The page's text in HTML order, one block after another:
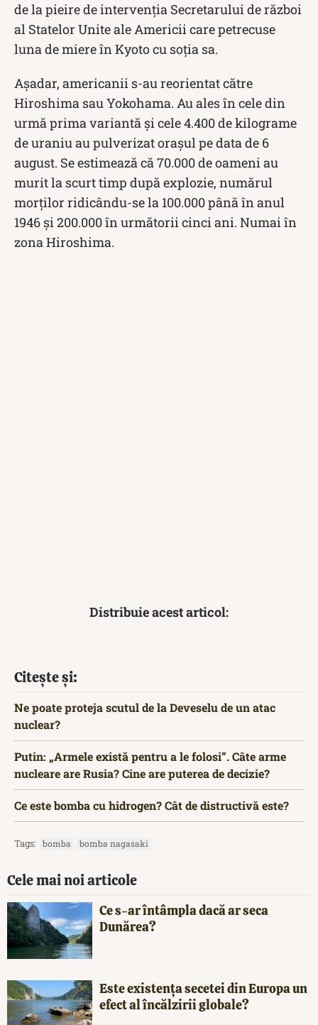
de la pieire de intervenţia Secretarului de război
al Statelor Unite ale Americii care petrecuse
luna de miere în Kyoto cu soţia sa.
Aşadar, americanii s-au reorientat către
Hiroshima sau Yokohama. Au ales în cele din
urmă prima variantă şi cele 4.400 de kilograme
de uraniu au pulverizat oraşul pe data de 6
august. Se estimează că 70.000 de oameni au
murit la scurt timp după explozie, numărul
morţilor ridicându-se la 100.000 până în anul
1946 şi 200.000 în următorii cinci ani. Numai în
zona Hiroshima.
Distribuie acest articol:
Citește și:
Ne poate proteja scutul de la Deveselu de un atac
nuclear?
Putin: „Armele există pentru a le folosi”. Câte arme
nucleare are Rusia? Cine are puterea de decizie?
Ce este bomba cu hidrogen? Cât de distructivă este?
Tags: bomba bomba nagasaki
Cele mai noi articole
Ce s-ar întâmpla dacă ar seca
Dunărea?
Este existența secetei din Europa un
efect al încălzirii globale?